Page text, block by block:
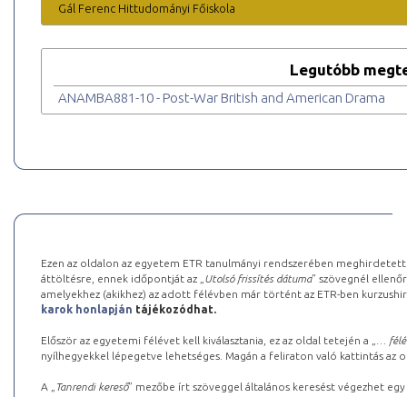
Gál Ferenc Hittudományi Főiskola
Legutóbb
ANAMBA881-10 - Post-War British and American Drama
Ezen az oldalon az egyetem ETR tanulmányi rendszerében
áttöltésre, ennek időpontját az „ Utolsó frissítés dátuma” szövegnél
amelyekhez (akikhez) az adott félévben már történt az ETR-ben
karok honlapján tájékozódhat.
Először az egyetemi félévet kell kiválasztania, ez az oldal tetején a „
…
nyílhegyekkel lépegetve lehetséges. Magán a feliraton való kattintás az
A „ Tanrendi kereső” mezőbe írt szöveggel általános keresést végezhet